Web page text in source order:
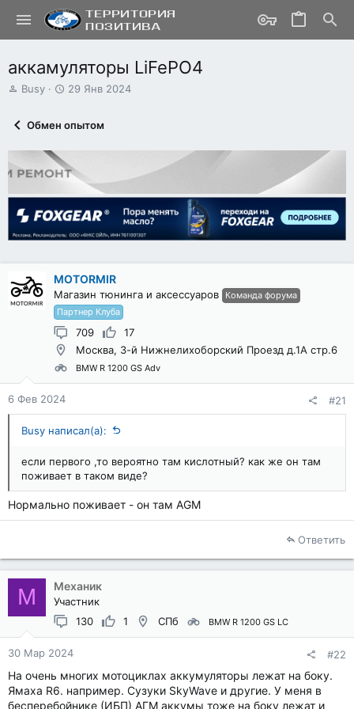
аккамуляторы LiFePO4
А
е
ы
Busy
Д
а
ч
л
а
29 Янв 2024
Обмен опытом
MOTORMIR
Магазин тюнинга и аксессуаров
Команда форума
Партнер Клуба
709
17
Москва, 3-й Нижнелихоборский Проезд д.1А стр.6
BMW R 1200 GS Adv
6 Фев 2024 #21
Busy написал(а):
если первого ,то вероятно там кислотный? как же он там
поживает в таком виде?
Нормально поживает - он там AGM
Ответить
М Механик
Участник
130
1 СПб BMW R 1200 GS LC
30 Мар 2024 #22
На очень многих мотоциклах аккумуляторы лежат на боку.
Ямаха R6. например. Сузуки SkyWave и другие. У меня в
бесперебойнике (ИБП) АГМ аккумы тоже на боку лежат и